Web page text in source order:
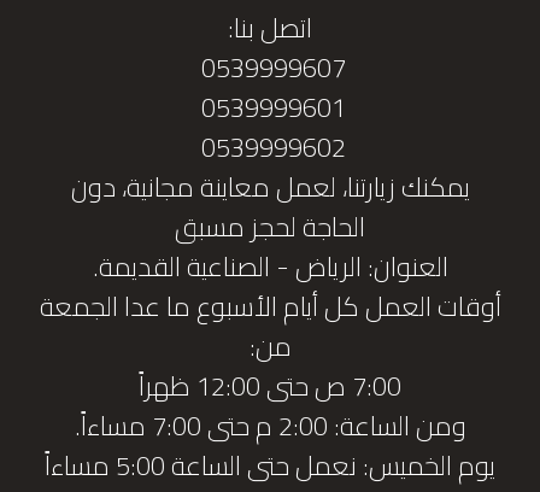
اتصل بنا:
0539999607
0539999601
0539999602
يمكنك زيارتنا، لعمل معاينة مجانية، دون
الحاجة لحجز مسبق
العنوان: الرياض - الصناعية القديمة.
أوقات العمل كل أيام الأسبوع ما عدا الجمعة
من:
7:00 ص حتى 12:00 ظهراً
ومن الساعة: 2:00 م حتى 7:00 مساءاً.
يوم الخميس: نعمل حتى الساعة 5:00 مساءاً